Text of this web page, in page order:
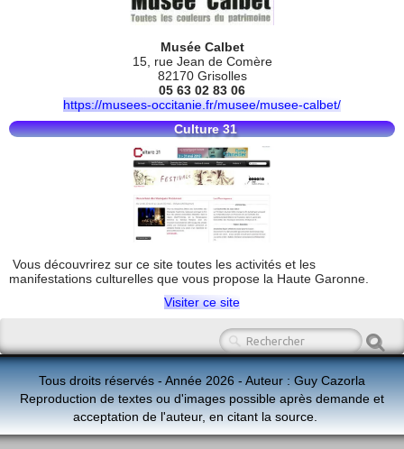
Musée Calbet
15, rue Jean de Comère
82170 Grisolles
05 63 02 83 06
https://musees-occitanie.fr/musee/musee-calbet/
Culture 31
Vous découvrirez sur ce site toutes les activités et les
manifestations culturelles que vous propose la Haute Garonne.
Visiter ce site
Tous droits réservés - Année 2026 - Auteur : Guy Cazorla
Reproduction de textes ou d'images possible après demande et
acceptation de l'auteur, en citant la source.